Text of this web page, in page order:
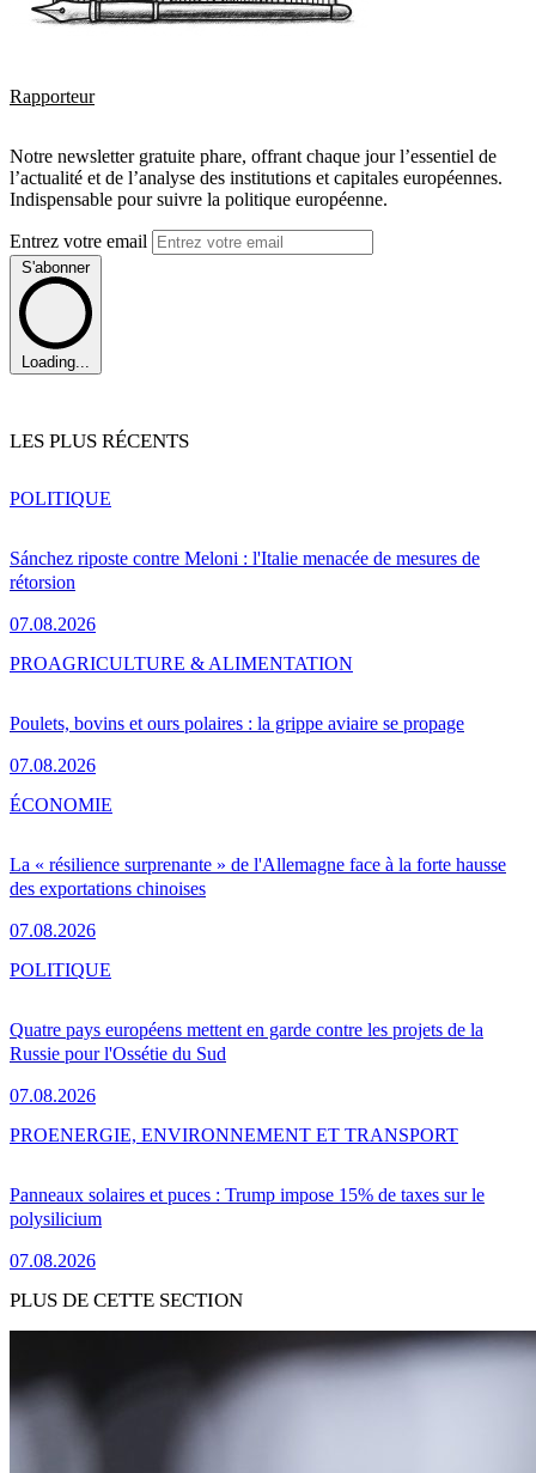
Rapporteur
Notre newsletter gratuite phare, offrant chaque jour l’essentiel de
l’actualité et de l’analyse des institutions et capitales européennes.
Indispensable pour suivre la politique européenne.
Entrez votre email
S'abonner
Loading...
LES PLUS RÉCENTS
Sánchez riposte contre Meloni : l'Italie menacée de mesures de
rétorsion
07.08.2026
POLITIQUE
Poulets, bovins et ours polaires : la grippe aviaire se propage
07.08.2026
PROAGRICULTURE & ALIMENTATION
La « résilience surprenante » de l'Allemagne face à la forte hausse
des exportations chinoises
07.08.2026
ÉCONOMIE
Quatre pays européens mettent en garde contre les projets de la
Russie pour l'Ossétie du Sud
07.08.2026
POLITIQUE
Panneaux solaires et puces : Trump impose 15% de taxes sur le
polysilicium
07.08.2026
PROENERGIE, ENVIRONNEMENT ET TRANSPORT
PLUS DE CETTE SECTION